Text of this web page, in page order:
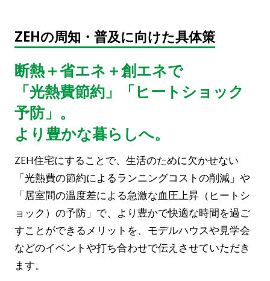
ZEHの周知・普及に向けた具体策
断熱＋省エネ＋創エネで
「光熱費節約」「ヒートショック
予防」。
より豊かな暮らしへ。
ZEH住宅にすることで、生活のために欠かせない
「光熱費の節約によるランニングコストの削減」や
「居室間の温度差による急激な血圧上昇（ヒートシ
ョック）の予防」で、より豊かで快適な時間を過ご
すことができるメリットを、モデルハウスや見学会
などのイベントや打ち合わせで伝えさせていただき
ます。